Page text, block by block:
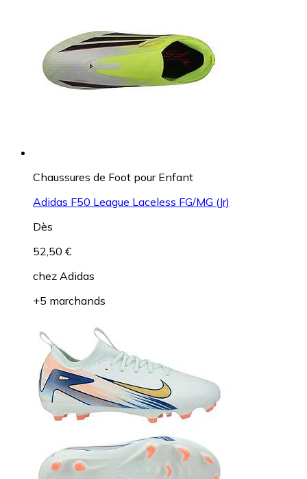
Chaussures de Foot pour Enfant
Adidas F50 League Laceless FG/MG (Jr)
Dès
52,50 €
chez Adidas
+5 marchands